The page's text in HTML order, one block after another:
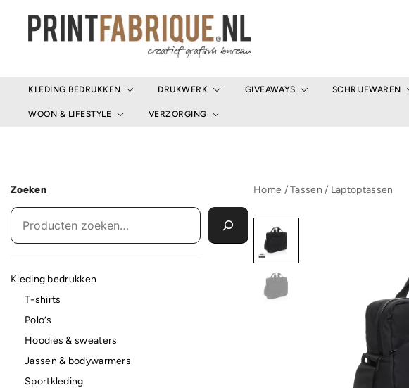
KLEDING BEDRUKKEN DRUKWERK GIVEAWAYS SCHRIJFWAREN
WOON & LIFESTYLE VERZORGING
Home /Tassen / Laptoptassen
Zoeken
Kleding bedrukken
T-shirts
Polo’s
Hoodies & sweaters
Jassen & bodywarmers
Sportkleding